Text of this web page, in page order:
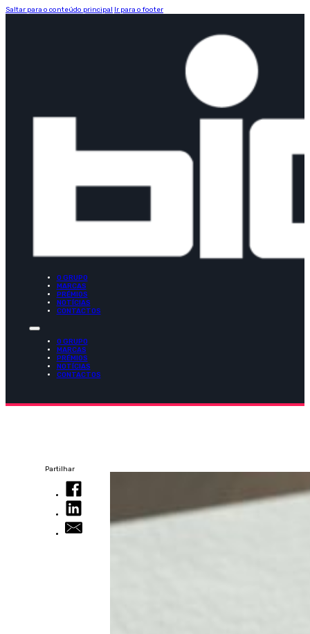
Saltar para o conteúdo principal Ir para o footer
O GRUPO
MARCAS
PRÉMIOS
NOTÍCIAS
CONTACTOS
O GRUPO
MARCAS
PRÉMIOS
NOTÍCIAS
CONTACTOS
Partilhar